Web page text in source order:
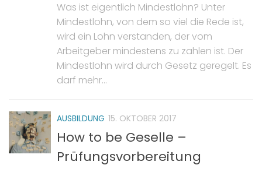
Was ist eigentlich Mindestlohn? Unter
Mindestlohn, von dem so viel die Rede ist,
wird ein Lohn verstanden, der vom
Arbeitgeber mindestens zu zahlen ist. Der
Mindestlohn wird durch Gesetz geregelt. Es
darf mehr...
AUSBILDUNG 15. OKTOBER 2017
How to be Geselle –
Prüfungsvorbereitung